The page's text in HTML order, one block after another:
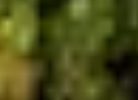
Weingüter & Weinprobe Beaune
Champagnerhäuser &
Champagnerhäuser &